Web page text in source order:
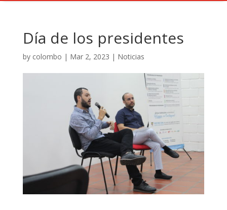
Día de los presidentes
by colombo | Mar 2, 2023 | Noticias